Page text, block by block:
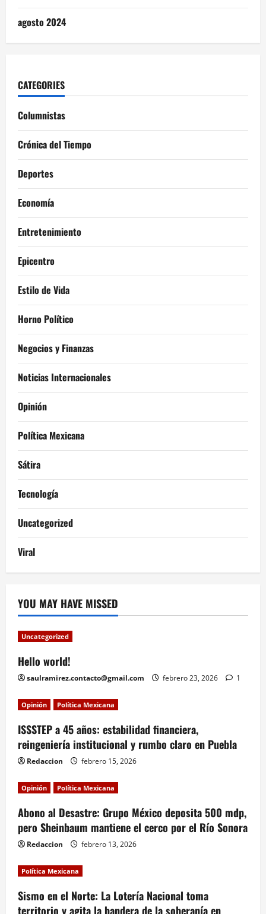
agosto 2024
CATEGORIES
Columnistas
Crónica del Tiempo
Deportes
Economía
Entretenimiento
Epicentro
Estilo de Vida
Horno Político
Negocios y Finanzas
Noticias Internacionales
Opinión
Política Mexicana
Sátira
Tecnología
Uncategorized
Viral
YOU MAY HAVE MISSED
Uncategorized
Hello world!
saulramirez.contacto@gmail.com febrero 23, 2026 1
Opinión Política Mexicana
ISSSTEP a 45 años: estabilidad financiera,
reingeniería institucional y rumbo claro en Puebla
Redaccion febrero 15, 2026
Opinión Política Mexicana
Abono al Desastre: Grupo México deposita 500 mdp,
pero Sheinbaum mantiene el cerco por el Río Sonora
Redaccion febrero 13, 2026
Política Mexicana
Sismo en el Norte: La Lotería Nacional toma
territorio y agita la bandera de la soberanía en